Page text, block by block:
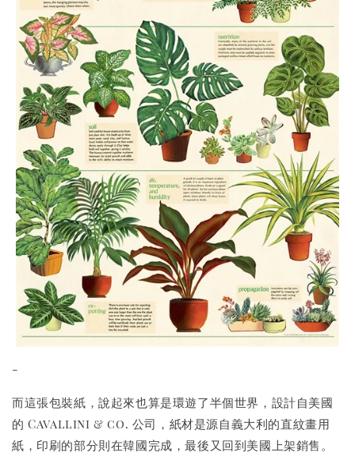
-
而這張包裝紙，說起來也算是環遊了半個世界，設計自美國
的 Cavallini & co. 公司，紙材是源自義大利的直紋畫用
紙，印刷的部分則在韓國完成，最後又回到美國上架銷售。